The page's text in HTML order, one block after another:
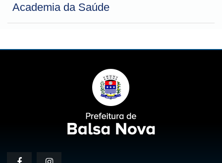
Academia da Saúde